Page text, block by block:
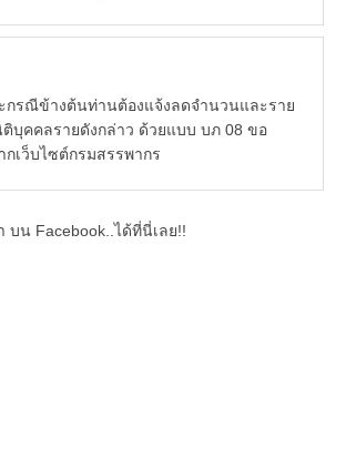
รณีข้างต้นท่านต้องแจ้งลดจำนวนและราย
บุคคลรายดังกล่าว ด้วยแบบ บภ 08 ขอ
เว็บไซต์กรมสรรพากร
บน Facebook..ได้ที่นี่เลย!!